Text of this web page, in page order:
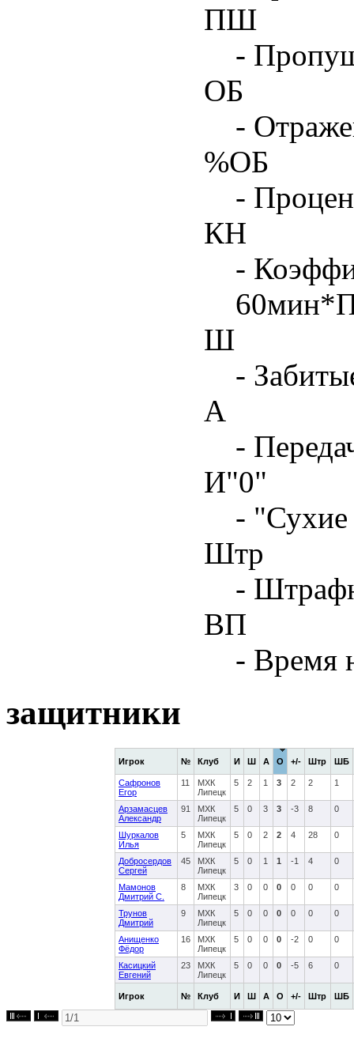
ПШ
-
ОБ
-
%ОБ
-
КН
-
Ш
-
А
-
И"0"
-
Штр
-
ВП
- Время
защитники
Игрок № Клуб И Ш А О +/- Штр ШБ
Игрок № Клуб И Ш А О +/- Штр ШБ
Сафронов
Егор
11
МХК
Липецк
5 2 1 3 2 2 1
Арзамасцев
Александр
91
МХК
Липецк
5 0 3 3 -3 8 0
Шуркалов
Илья
5
МХК
Липецк
5 0 2 2 4 28 0
Добросердов
Сергей
45
МХК
Липецк
5 0 1 1 -1 4 0
Мамонов
Дмитрий С.
8
МХК
Липецк
3 0 0 0 0 0 0
Трунов
Дмитрий
9
МХК
Липецк
5 0 0 0 0 0 0
Анищенко
Фёдор
16
МХК
Липецк
5 0 0 0 -2 0 0
Касицкий
Евгений
23
МХК
Липецк
5 0 0 0 -5 6 0